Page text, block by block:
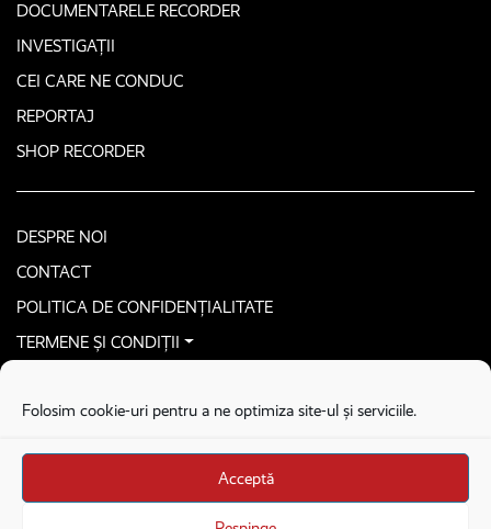
Folosim cookie-uri pentru a ne optimiza site-ul și serviciile.
Acceptă
DOCUMENTARELE RECORDER
INVESTIGAȚII
CEI CARE NE CONDUC
REPORTAJ
SHOP RECORDER
DESPRE NOI
CONTACT
POLITICA DE CONFIDENȚIALITATE
TERMENE ȘI CONDIȚII
Stega creative
Brandul Recorder e operat de Asociația Recorder Community, sub licența SC